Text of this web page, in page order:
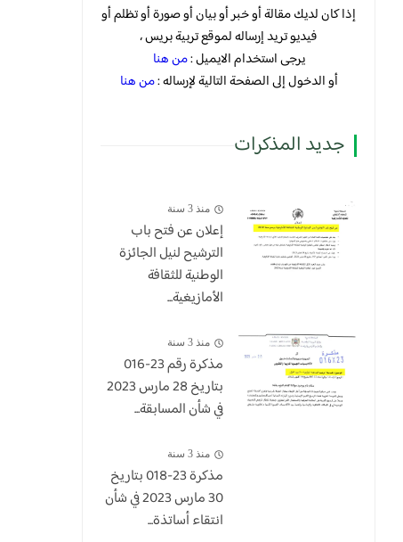
إذا كان لديك مقالة أو خبر أو بيان أو صورة أو تظلم أو
فيديو تريد إرساله لموقع تربية بريس ،
يرجى استخدام الايميل :من هنا
أو الدخول إلى الصفحة التالية لإرساله :من هنا
جديد المذكرات
منذ 3 سنة
إعلان عن فتح باب
الترشيح لنيل الجائزة
الوطنية للثقافة
الأمازيغية...
منذ 3 سنة
مذكرة رقم 23-016
بتاريخ 28 مارس 2023
في شأن المسابقة...
منذ 3 سنة
​مذكرة 23-018 بتاريخ
30 مارس 2023 في شأن
انتقاء أساتذة...